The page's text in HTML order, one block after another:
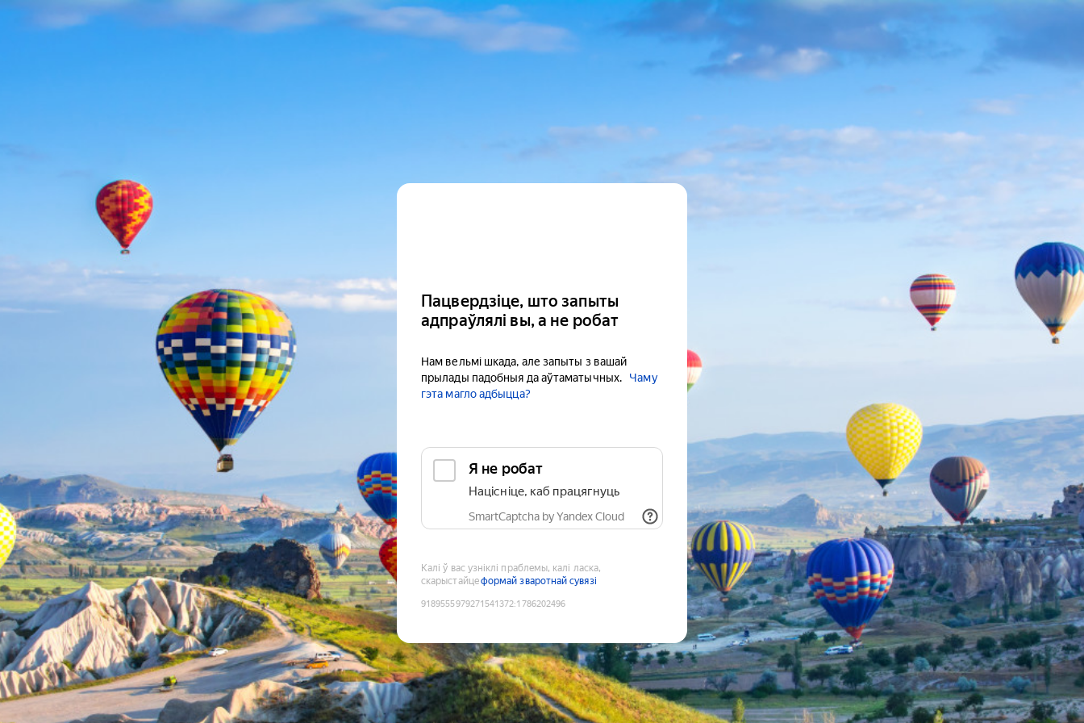
Пацвердзіце, што запыты
адпраўлялі вы, а не робат
Нам вельмі шкада, але запыты з вашай
прылады падобныя да аўтаматычных.
Чаму
гэта магло адбыцца?
Я не робат
Націсніце, каб працягнуць
SmartCaptcha by Yandex Cloud
Калі ў вас узніклі праблемы, калі ласка,
скарыстайцеформай зваротнай сувязі
9189555979271541372:1786202496